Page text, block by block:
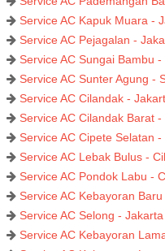
Service AC Kapuk Muara -
Service AC Pejagalan -
Service AC Sungai Bambu
Service AC Sunter Agung -
Service AC Cilandak -
Service AC Cilandak Barat
Service AC Cipete Selatan
Service AC Lebak Bulus -
Service AC Pondok Labu -
Service AC Kebayoran
Service AC Selong -
Service AC Kebayoran